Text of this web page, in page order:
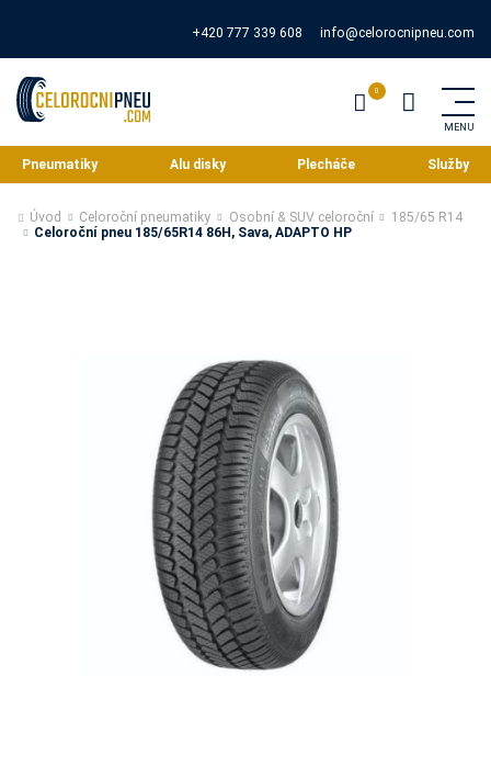
+420 777 339 608 info@celorocnipneu.com
Pneumatiky Alu disky Plecháče Služby
Úvod Celoroční pneumatiky Osobní & SUV celoroční
185/65 R14
Celoroční pneu 185/65R14 86H, Sava, ADAPTO HP